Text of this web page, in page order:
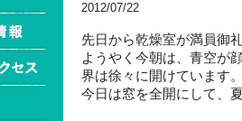
2012/07/22
先日から乾燥室が満員御
ようやく今朝は、青空が
界は徐々に開けています
今日は窓を全開にして、